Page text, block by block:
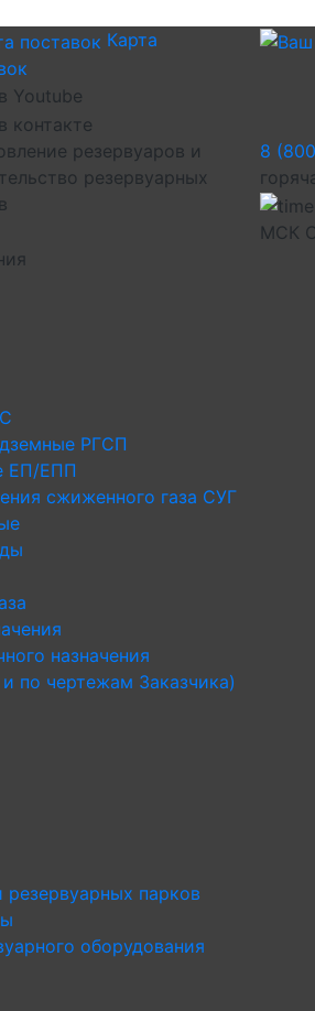
Карта
резервуаров и
резервуарных
8
МСК
РГСП
ЕП/ЕПП
сжиженного газа СУГ
назначения
по чертежам Заказчика)
парков
оборудования